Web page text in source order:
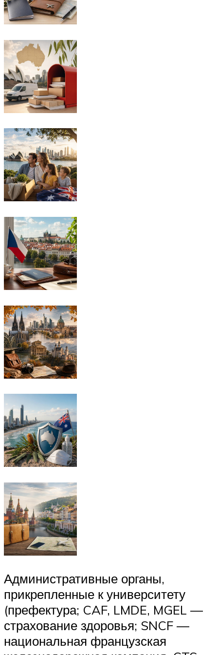
Административные органы,
прикрепленные к университету
(префектура; CAF, LMDE, MGEL —
страхование здоровья; SNCF —
национальная французская